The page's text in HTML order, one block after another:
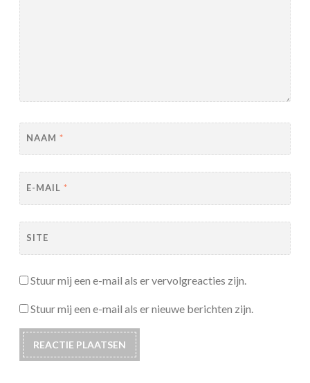
NAAM *
E-MAIL *
SITE
Stuur mij een e-mail als er vervolgreacties zijn.
Stuur mij een e-mail als er nieuwe berichten zijn.